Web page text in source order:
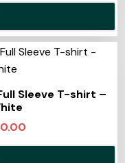
Sleeve T-shirt –